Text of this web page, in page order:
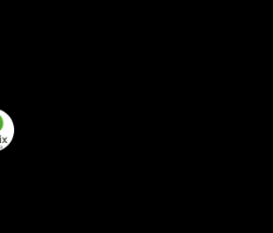
?採用サポートチームリーダー／医